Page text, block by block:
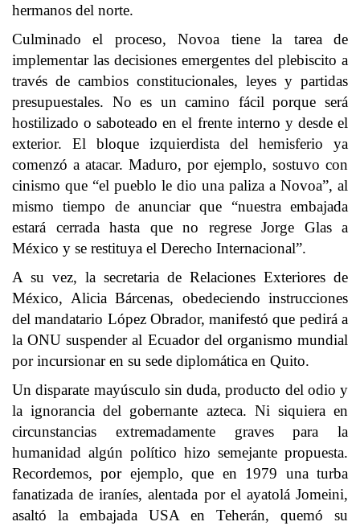
hermanos del norte.
Culminado el proceso, Novoa tiene la tarea de
implementar las decisiones emergentes del plebiscito a
través de cambios constitucionales, leyes y partidas
presupuestales. No es un camino fácil porque será
hostilizado o saboteado en el frente interno y desde el
exterior. El bloque izquierdista del hemisferio ya
comenzó a atacar. Maduro, por ejemplo, sostuvo con
cinismo que “el pueblo le dio una paliza a Novoa”, al
mismo tiempo de anunciar que “nuestra embajada
estará cerrada hasta que no regrese Jorge Glas a
México y se restituya el Derecho Internacional”.
A su vez, la secretaria de Relaciones Exteriores de
México, Alicia Bárcenas, obedeciendo instrucciones
del mandatario López Obrador, manifestó que pedirá a
la ONU suspender al Ecuador del organismo mundial
por incursionar en su sede diplomática en Quito.
Un disparate mayúsculo sin duda, producto del odio y
la ignorancia del gobernante azteca. Ni siquiera en
circunstancias extremadamente graves para la
humanidad algún político hizo semejante propuesta.
Recordemos, por ejemplo, que en 1979 una turba
fanatizada de iraníes, alentada por el ayatolá Jomeini,
asaltó la embajada USA en Teherán, quemó su